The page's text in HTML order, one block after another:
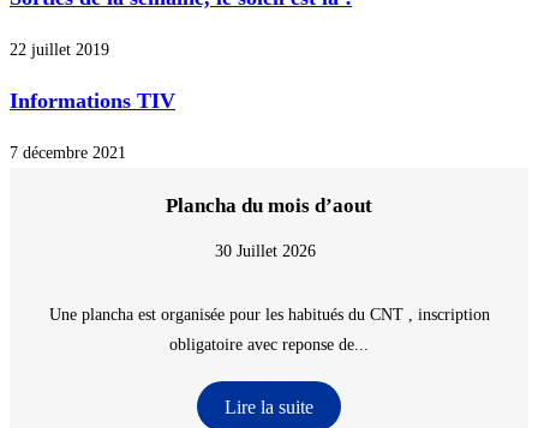
22 juillet 2019
Informations TIV
7 décembre 2021
Plancha du mois d’aout
30 Juillet 2026
Une plancha est organisée pour les habitués du CNT , inscription
obligatoire avec reponse de...
Lire la suite